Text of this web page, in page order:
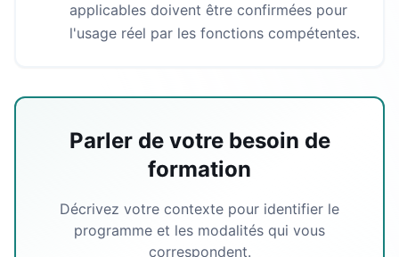
applicables doivent être confirmées pour
l'usage réel par les fonctions compétentes.
Parler de votre besoin de
formation
Décrivez votre contexte pour identifier le
programme et les modalités qui vous
correspondent.